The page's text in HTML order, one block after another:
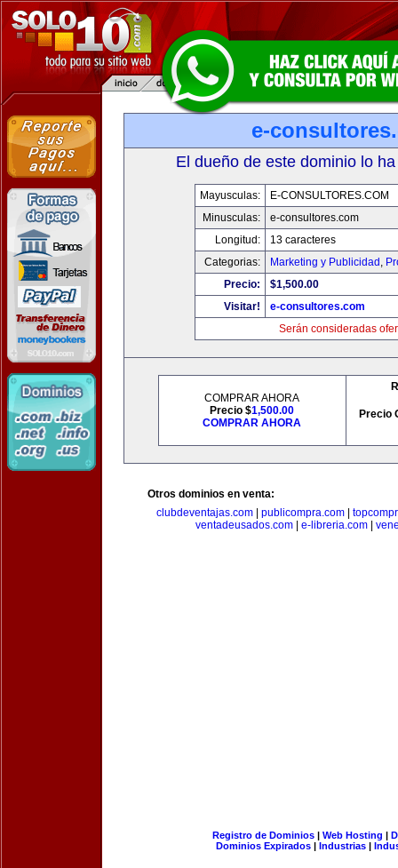
e-
El dueño de este dominio lo
Mayusculas:
E-CONSULTORES.COM
Minusculas:
e-consultores.com
Longitud:
13 caracteres
Categorias:
Marketing y Publicidad ,
Precio:
$1,500.00
Visitar!
e-consultores.com
Serán consideradas
COMPRAR AHORA
Precio $1,500.00
COMPRAR AHORA
Precio
Otros dominios en venta:
clubdeventajas.com
publicompra.com
ventadeusados.com| e-libreria.com|
Registro de Dominios| Web Hosting |
Dominios Expirados | Industrias |